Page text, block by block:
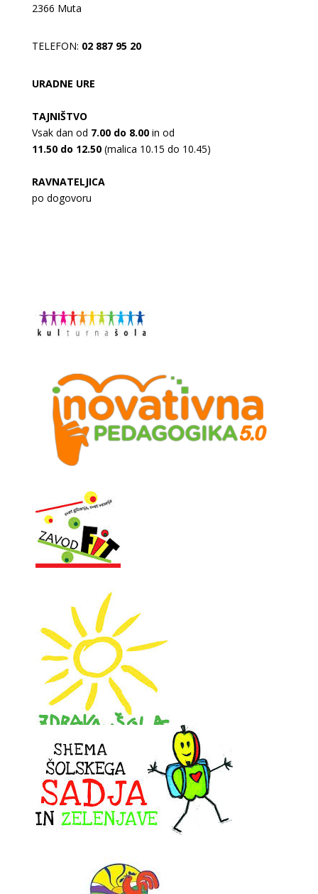
2366 Muta
TELEFON: 02 887 95 20
URADNE URE
TAJNIŠTVO
Vsak dan od 7.00 do 8.00in od
11.50 do 12.50(malica 10.15 do 10.45)
RAVNATELJICA
po dogovoru